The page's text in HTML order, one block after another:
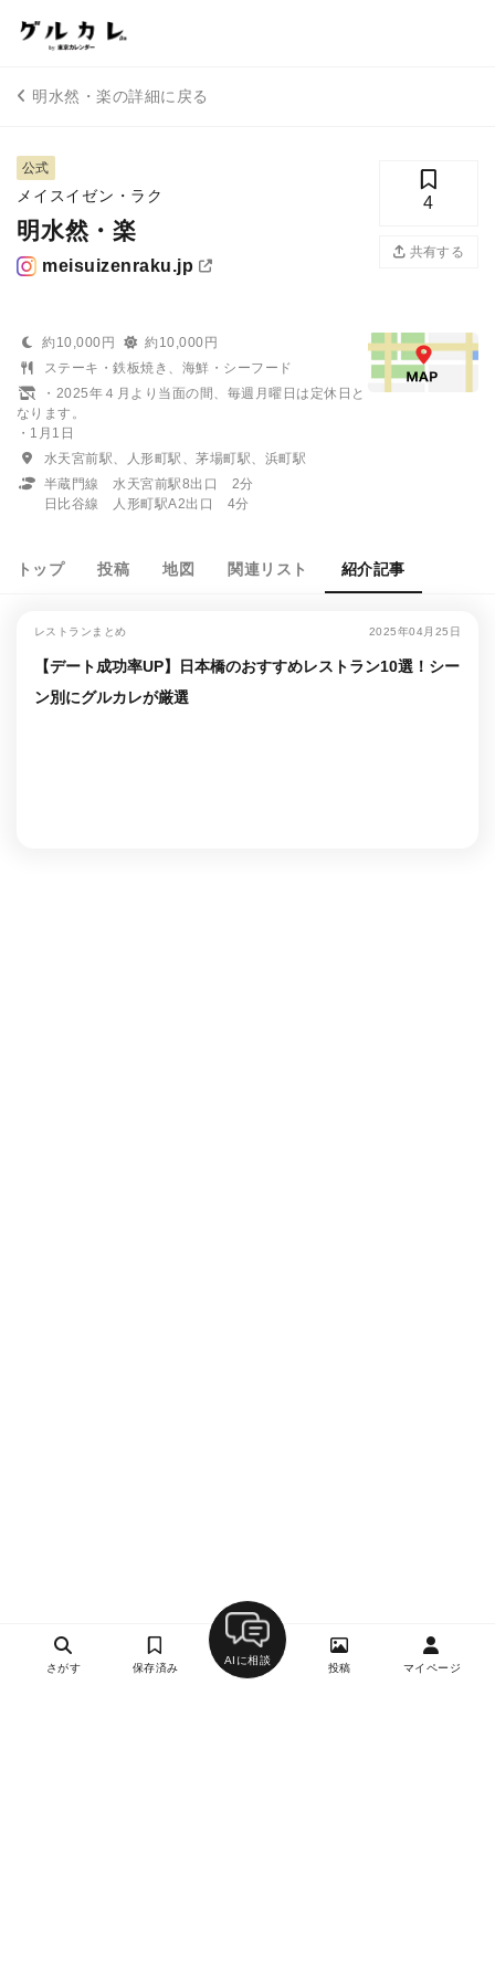
明水然・楽の詳細に戻る
公式
メイスイゼン・ラク
明水然・楽
meisuizenraku.jp
4
共有する
約10,000円
約10,000円
ステーキ・鉄板焼き、海鮮・シーフード
・2025年４月より当面の間、毎週月曜日は定休日と
なります。
・1月1日
水天宮前駅、人形町駅、茅場町駅、浜町駅
半蔵門線 水天宮前駅8出口 2分
日比谷線 人形町駅A2出口 4分
トップ 投稿 地図 関連リスト 紹介記事
レストランまとめ 2025年04月25日
【デート成功率UP】日本橋のおすすめレストラン10選！シー
ン別にグルカレが厳選
さがす 保存済み
AIに相談
投稿 マイページ